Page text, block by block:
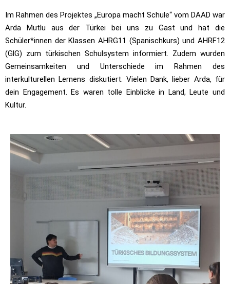
Im Rahmen des Projektes „Europa macht Schule“ vom DAAD war
Arda Mutlu aus der Türkei bei uns zu Gast und hat die
Schüler*innen der Klassen AHRG11 (Spanischkurs) und AHRF12
(GlG) zum türkischen Schulsystem informiert. Zudem wurden
Gemeinsamkeiten und Unterschiede im Rahmen des
interkulturellen Lernens diskutiert. Vielen Dank, lieber Arda, für
dein Engagement. Es waren tolle Einblicke in Land, Leute und
Kultur.